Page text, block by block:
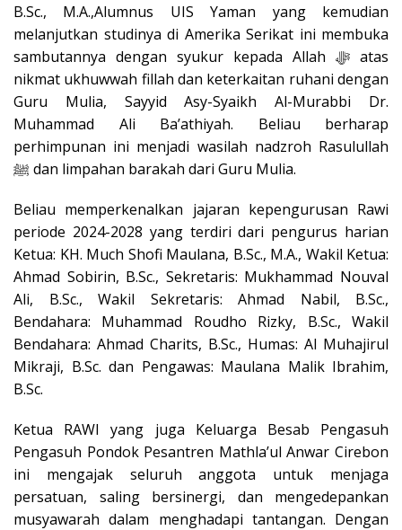
B.Sc., M.A.,Alumnus UIS Yaman yang kemudian
melanjutkan studinya di Amerika Serikat ini membuka
sambutannya dengan syukur kepada Allah ﷻ atas
nikmat ukhuwwah fillah dan keterkaitan ruhani dengan
Guru Mulia, Sayyid Asy-Syaikh Al-Murabbi Dr.
Muhammad Ali Ba’athiyah. Beliau berharap
perhimpunan ini menjadi wasilah nadzroh Rasulullah
ﷺ dan limpahan barakah dari Guru Mulia.
Beliau memperkenalkan jajaran kepengurusan Rawi
periode 2024-2028 yang terdiri dari pengurus harian
Ketua: KH. Much Shofi Maulana, B.Sc., M.A., Wakil Ketua:
Ahmad Sobirin, B.Sc., Sekretaris: Mukhammad Nouval
Ali, B.Sc., Wakil Sekretaris: Ahmad Nabil, B.Sc.,
Bendahara: Muhammad Roudho Rizky, B.Sc.,Wakil
Bendahara: Ahmad Charits, B.Sc., Humas: Al Muhajirul
Mikraji, B.Sc. dan Pengawas: Maulana Malik Ibrahim,
B.Sc.
Ketua RAWI yang juga Keluarga Besab Pengasuh
Pengasuh Pondok Pesantren Mathla’ul Anwar Cirebon
ini mengajak seluruh anggota untuk menjaga
persatuan, saling bersinergi, dan mengedepankan
musyawarah dalam menghadapi tantangan. Dengan